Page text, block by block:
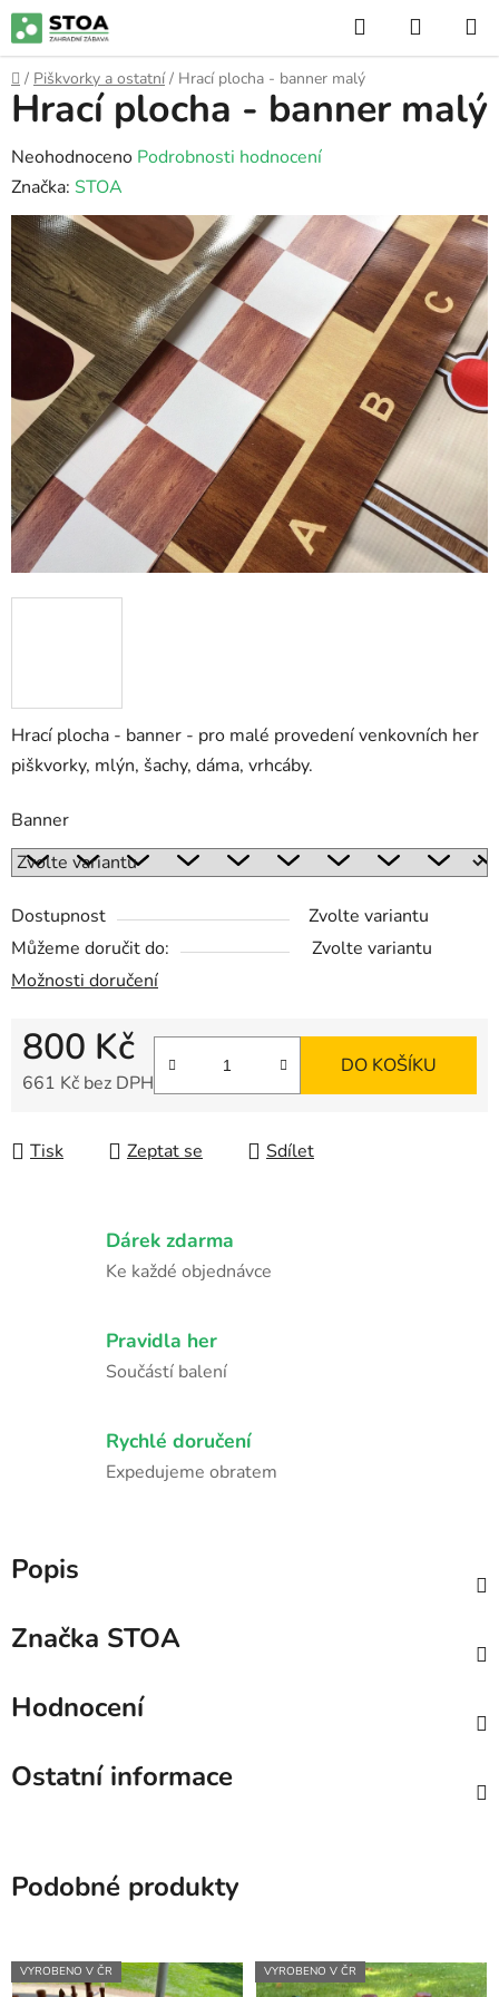
Přejít
na
obsah
Hledat
KOŠÍK
Domů
/ Piškvorky a ostatní / Hrací plocha - banner malý
Hrací plocha - banner - pro malé provedení venkovních her
piškvorky, mlýn, šachy, dáma, vrhcáby.
Banner
Dostupnost
Zvolte variantu
Můžeme doručit do:
Zvolte variantu
Možnosti doručení
800 Kč
661 Kč bez DPH
DO KOŠÍKU
Tisk Zeptat se Sdílet
Hrací plocha - banner malý
Průměrné
hodnocení
produktu
je
0,0
z
hvězdiček.
Neohodnoceno Podrobnosti hodnocení
Značka: STOA
Dárek zdarma
Ke každé objednávce
Pravidla her
Součástí balení
Rychlé doručení
Expedujeme obratem
Popis
Značka STOA
Hodnocení
Ostatní informace
Podobné produkty
VYROBENO V ČR VYROBENO V ČR